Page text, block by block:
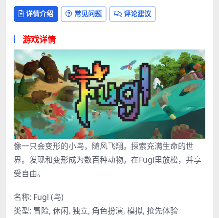
详情介绍 常见问题 评论建议
游戏详情
像一只会变形的小鸟，随风飞翔。探索充满生命的世
界。发现和变形成为数百种动物。在Fugl里放松，并享
受自由。
名称: Fugl (鸟)
类型: 冒险, 休闲, 独立, 角色扮演, 模拟, 抢先体验